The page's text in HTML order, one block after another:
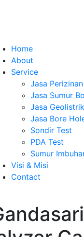
Home
About
Service
Jasa
Jasa Sumur
Jasa Geolistrik
Jasa Bore
Sondir Test
PDA Test
Sumur
Visi & Misi
Contact